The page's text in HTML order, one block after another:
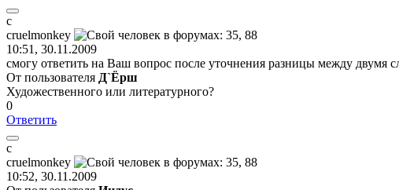
с
сruelmonkey
10:51, 30.11.2009
смогу ответить на Ваш вопрос после уточнения разницы между двумя
От пользователя Д`Ёрш
Художественного или литературного?
0
Ответить
с
сruelmonkey
10:52, 30.11.2009